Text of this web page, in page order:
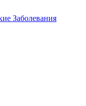
Заболевания